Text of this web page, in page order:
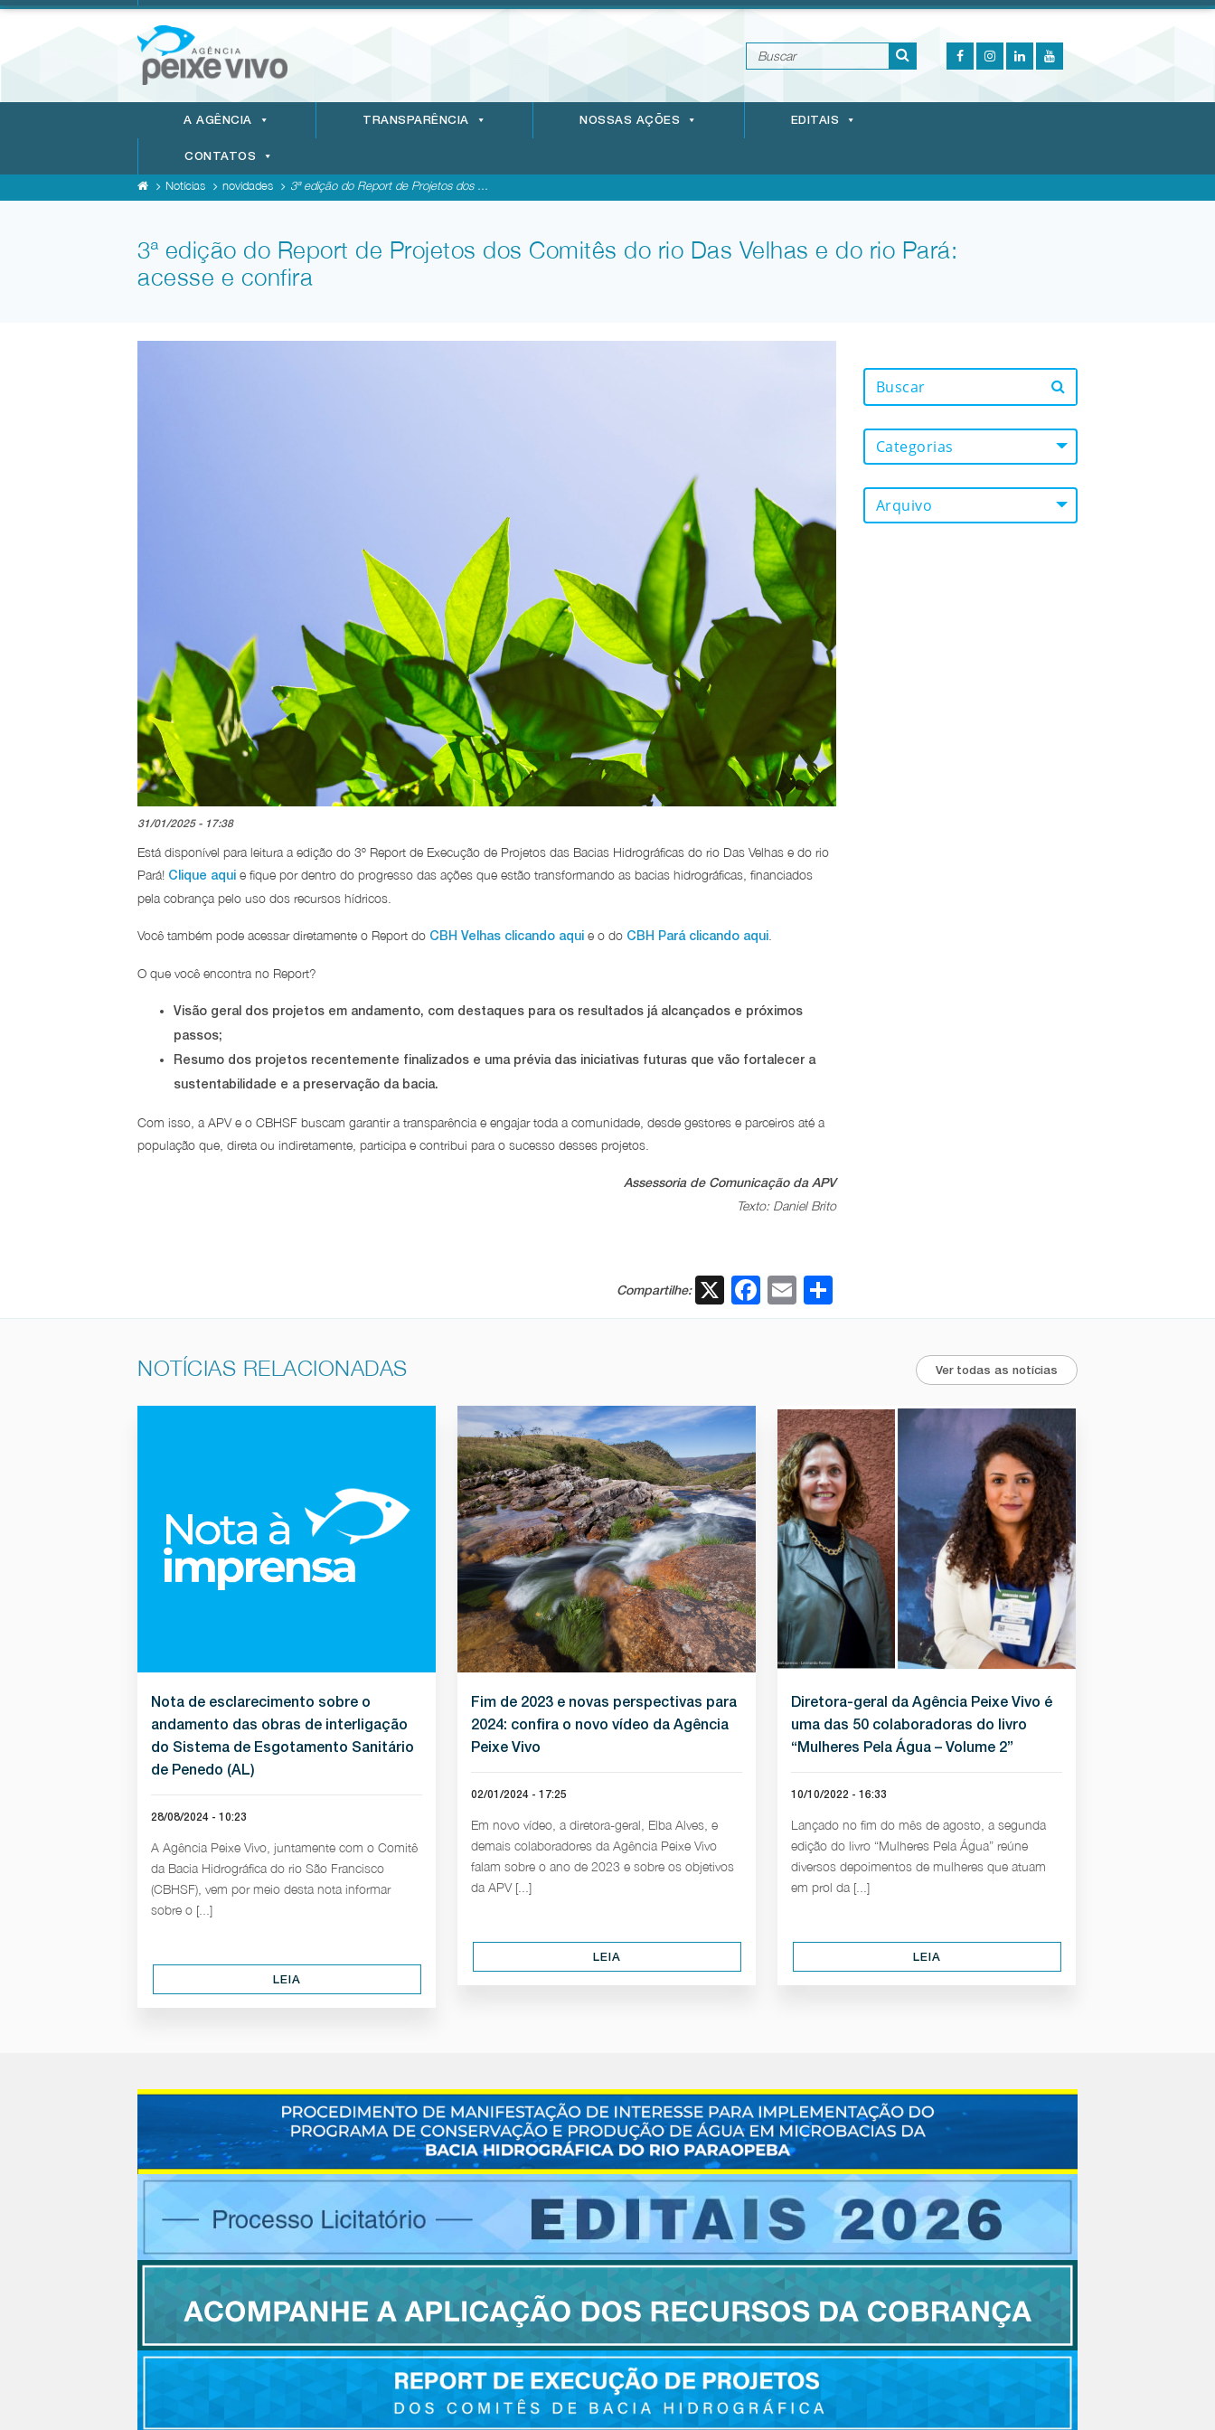
A AGÊNCIA TRANSPARÊNCIA NOSSAS AÇÕES EDITAIS
CONTATOS
Notícias novidades 3ª edição do Report de Projetos dos ...
3ª edição do Report de Projetos dos Comitês do rio Das Velhas e do rio Pará:
acesse e confira
31/01/2025 - 17:38
Está disponível para leitura a edição do 3º Report de Execução de Projetos das Bacias Hidrográficas do rio Das Velhas e do rio
Pará! Clique aqui e fique por dentro do progresso das ações que estão transformando as bacias hidrográficas, financiados
pela cobrança pelo uso dos recursos hídricos.
Você também pode acessar diretamente o Report do CBH Velhas clicando aqui e o do CBH Pará clicando aqui
O que você encontra no Report?
Visão geral dos projetos em andamento, com destaques para os resultados já alcançados e próximos
passos;
Resumo dos projetos recentemente finalizados e uma prévia das iniciativas futuras que vão fortalecer a
sustentabilidade e a preservação da bacia.
Com isso, a APV e o CBHSF buscam garantir a transparência e engajar toda a comunidade, desde gestores e parceiros até a
população que, direta ou indiretamente, participa e contribui para o sucesso desses projetos.
Assessoria de Comunicação da APV
Texto: Daniel Brito
Compartilhe: X Facebook
EmailShare
Categorias
Arquivo
NOTÍCIAS RELACIONADAS Ver todas as notícias
Nota de esclarecimento sobre o
andamento das obras de interligação
do Sistema de Esgotamento Sanitário
de Penedo (AL)
28/08/2024 - 10:23
A Agência Peixe Vivo, juntamente com o Comitê
da Bacia Hidrográfica do rio São Francisco
(CBHSF), vem por meio desta nota informar
sobre o [...]
LEIA
Fim de 2023 e novas perspectivas para
2024: confira o novo vídeo da Agência
Peixe Vivo
02/01/2024 - 17:25
Em novo vídeo, a diretora-geral, Elba Alves, e
demais colaboradores da Agência Peixe Vivo
falam sobre o ano de 2023 e sobre os objetivos
da APV [...]
LEIA
Diretora-geral da Agência Peixe Vivo é
uma das 50 colaboradoras do livro
“Mulheres Pela Água – Volume 2”
10/10/2022 - 16:33
Lançado no fim do mês de agosto, a segunda
edição do livro “Mulheres Pela Água” reúne
diversos depoimentos de mulheres que atuam
em prol da [...]
LEIA